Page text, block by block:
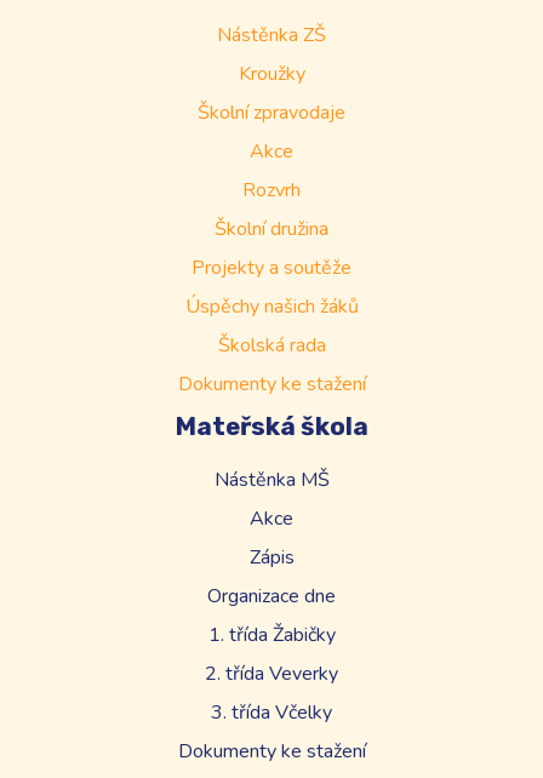
Nástěnka ZŠ
Kroužky
Školní zpravodaje
Akce
Rozvrh
Školní družina
Projekty a soutěže
Úspěchy našich žáků
Školská rada
Dokumenty ke stažení
Mateřská škola
Nástěnka MŠ
Akce
Zápis
Organizace dne
1. třída Žabičky
2. třída Veverky
3. třída Včelky
Dokumenty ke stažení